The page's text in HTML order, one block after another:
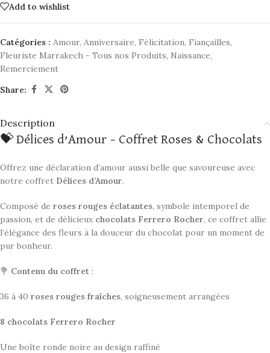
Add to wishlist
Catégories : Amour, Anniversaire, Félicitation, Fiançailles,
Fleuriste Marrakech - Tous nos Produits, Naissance,
Remerciement
Share:
Description
💝 Délices d’Amour – Coffret Roses & Chocolats
Offrez une déclaration d’amour aussi belle que savoureuse avec
notre coffret Délices d’Amour.
Composé de roses rouges éclatantes, symbole intemporel de
passion, et de délicieux chocolats Ferrero Rocher, ce coffret allie
l’élégance des fleurs à la douceur du chocolat pour un moment de
pur bonheur.
💐 Contenu du coffret :
36 à 40 roses rouges fraîches, soigneusement arrangées
8 chocolats Ferrero Rocher
Une boîte ronde noire au design raffiné